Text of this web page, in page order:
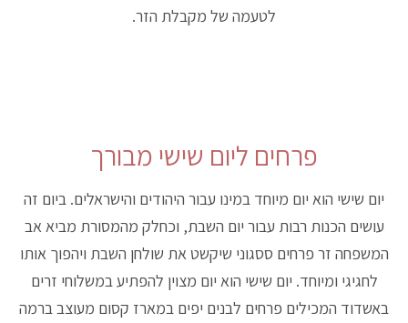
לטעמה של מקבלת הזר.
פרחים ליום שישי מבורך
יום שישי הוא יום מיוחד במינו עבור היהודים והישראלים. ביום זה
עושים הכנות רבות עבור יום השבת, וכחלק מהמסורת מביא אב
המשפחה זר פרחים ססגוני שיקשט את שולחן השבת ויהפוך אותו
לחגיגי ומיוחד. יום שישי הוא יום מצוין להפתיע במשלוחי זרים
באשדוד המכילים פרחים לבנים יפים במארז קסום מעוצב ברמה